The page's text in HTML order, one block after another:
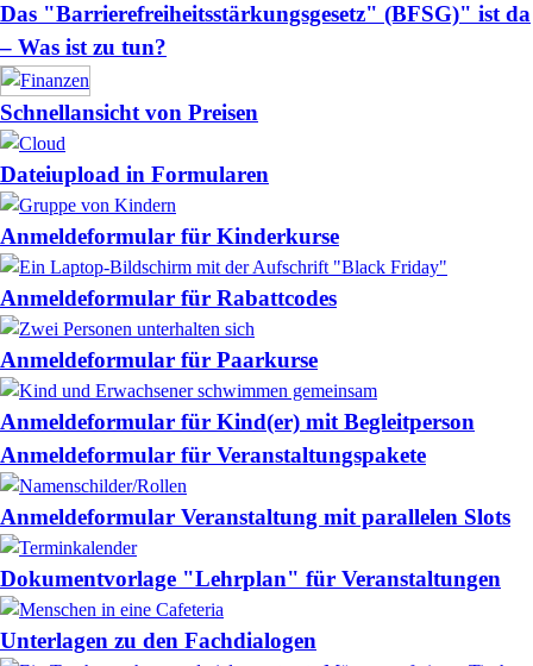
Das "Barrierefreiheitsstärkungsgesetz" (BFSG)" ist da
– Was ist zu tun?
Schnellansicht von Preisen
Dateiupload in Formularen
Anmeldeformular für Kinderkurse
Anmeldeformular für Rabattcodes
Anmeldeformular für Paarkurse
Anmeldeformular für Kind(er) mit Begleitperson
Anmeldeformular für Veranstaltungspakete
Anmeldeformular Veranstaltung mit parallelen Slots
Dokumentvorlage "Lehrplan" für Veranstaltungen
Unterlagen zu den Fachdialogen